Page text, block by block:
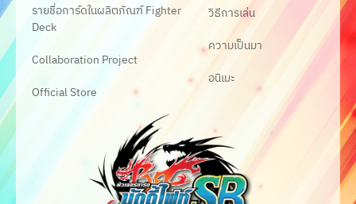
รายชื่อการ์ดในผลิตภัณฑ์ Fighter
Deck
Collaboration Project
Official Store
วิธีการเล่น
ความเป็นมา
อนิเมะ